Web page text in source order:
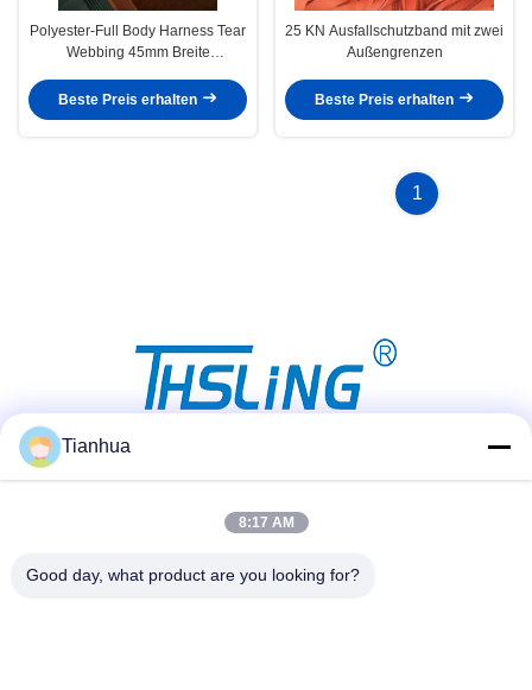
Polyester-Full Body Harness Tear
Webbing 45mm Breite
Beste Preis erhalten
25 KN Ausfallschutzband mit zwei
Außengrenzen
Beste Preis erhalten
1
Schnellkontakt
Tianhua
8:17 AM
Good day, what product are you looking for?